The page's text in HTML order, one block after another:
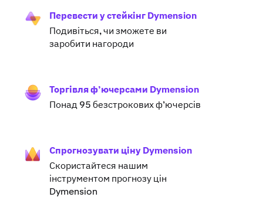
Перевести у стейкінг Dymension
Подивіться, чи зможете ви
заробити нагороди
Торгівля ф’ючерсами Dymension
Понад 95 безстрокових ф’ючерсів
Спрогнозувати ціну Dymension
Скористайтеся нашим
інструментом прогнозу цін
Dymension